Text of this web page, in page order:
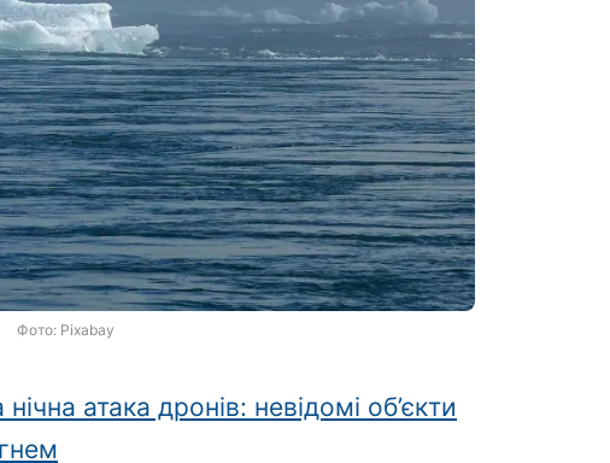
Фото: Pixabay
атака дронів: невідомі об’єкти